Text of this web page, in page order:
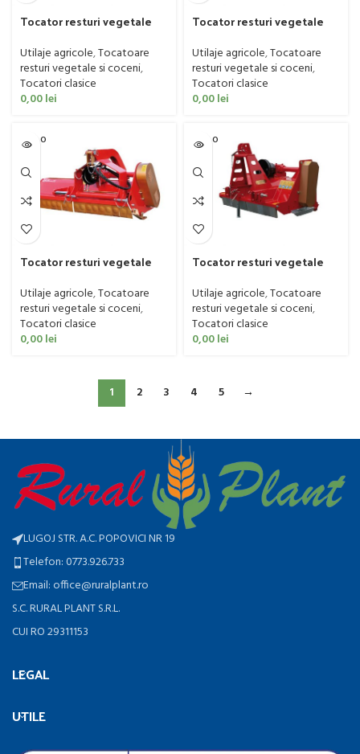
Tocator resturi vegetale
MD, 30-80 CP, 120 – 240 cm
Utilaje agricole,Tocatoare
resturi vegetale si coceni,
Tocatori clasice
0,00lei
Tocator resturi vegetale
MR, 55-100 CP, 180 – 300 cm
Utilaje agricole,Tocatoare
resturi vegetale si coceni,
Tocatori clasice
0,00lei
SOLD O
UT
Tocator resturi vegetale
TB, 30-85 CP, 90 – 240 cm
Utilaje agricole,Tocatoare
resturi vegetale si coceni,
Tocatori clasice
0,00lei
SOLD O
UT
Tocator resturi vegetale
TL, 15-40 CP, 90 – 180 cm
Utilaje agricole,Tocatoare
resturi vegetale si coceni,
Tocatori clasice
0,00lei
1 2 3 4 5 →
LUGOJ STR. A.C. POPOVICI NR 19
Telefon: 0773.926.733
Email: office@ruralplant.ro
S.C. RURAL PLANT S.R.L.
CUI RO 29311153
LEGAL
UTILE